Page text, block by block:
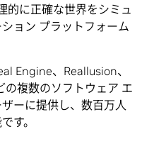
的に正確な世界をシミュ
ョン プラットフォーム
Engine、Reallusion、
の複数のソフトウェア エ
ーに提供し、数百万人
す。